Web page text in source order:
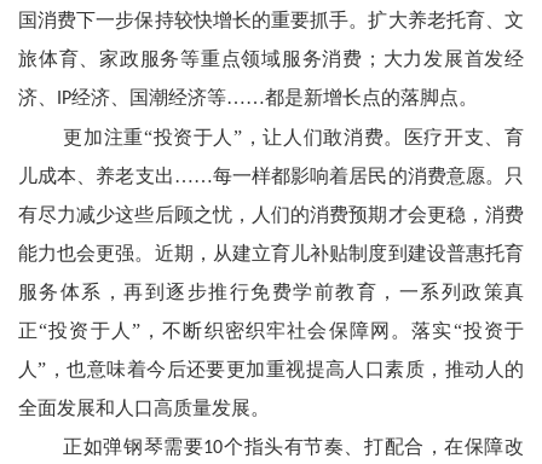
国消费下一步保持较快增长的重要抓手。扩大养老托育、文
旅体育、家政服务等重点领域服务消费；大力发展首发经
济、
IP经济、国潮经济等……都是新增长点的落脚点。
更加注重“投资于人”，让人们敢消费。医疗开支、育
儿成本、养老支出……每一样都影响着居民的消费意愿。只
有尽力减少这些后顾之忧，人们的消费预期才会更稳，消费
能力也会更强。近期，从建立育儿补贴制度到建设普惠托育
服务体系，再到逐步推行免费学前教育，一系列政策真
正“投资于人”，不断织密织牢社会保障网。落实“投资于
人”，也意味着今后还要更加重视提高人口素质，推动人的
全面发展和人口高质量发展。
正如弹钢琴需要10个指头有节奏、打配合，在保障改